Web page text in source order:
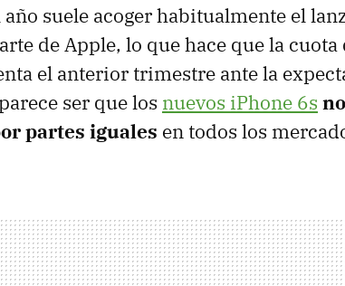
suele acoger habitualmente el
de Apple, lo que hace que la cuota
el anterior trimestre ante la
ser que los nuevos iPhone 6s
partes iguales en todos los